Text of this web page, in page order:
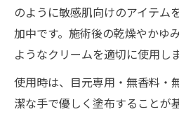
のように敏感肌向けのアイテム
加中です。施術後の乾燥やかゆ
ようなクリームを適切に使用し
使用時は、目元専用・無香料・
潔な手で優しく塗布することが